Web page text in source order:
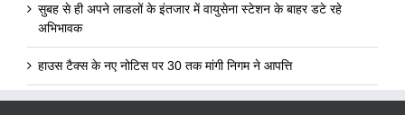
सुबह से ही अपने लाडलों के इंतजार में वायुसेना स्टेशन के बाहर डटे रहे
अभिभावक
हाउस टैक्स के नए नोटिस पर 30 तक मांगी निगम ने आपत्ति